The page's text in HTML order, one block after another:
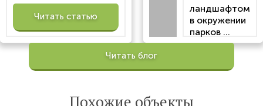
Читать статью
ландшафтом
в окружении
парков ...
Просмотров:
Опубликована:
Читать блог
Похожие объекты